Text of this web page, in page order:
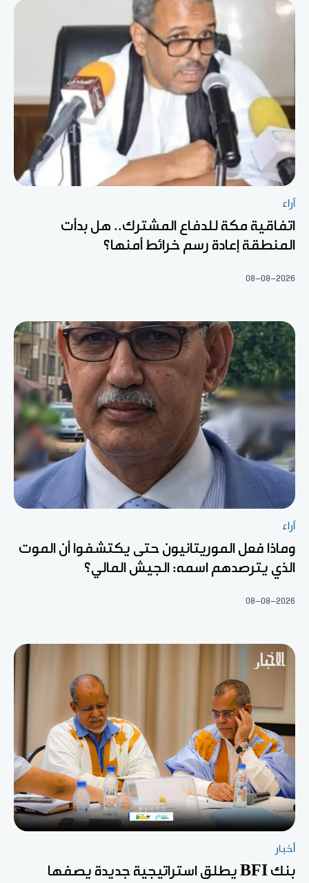
آراء
اتفاقية مكة للدفاع المشترك.. هل بدأت
المنطقة إعادة رسم خرائط أمنها؟
08-08-2026
آراء
وماذا فعل الموريتانيون حتى يكتشفوا أن الموت
الذي يترصدهم اسمه: الجيش المالي؟
08-08-2026
أخبار
بنك BFI يطلق استراتيجية جديدة يصفها